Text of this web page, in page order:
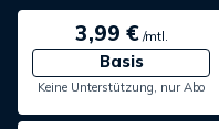
3,99 €/mtl.
Basis
Keine Unterstützung, nur Abo